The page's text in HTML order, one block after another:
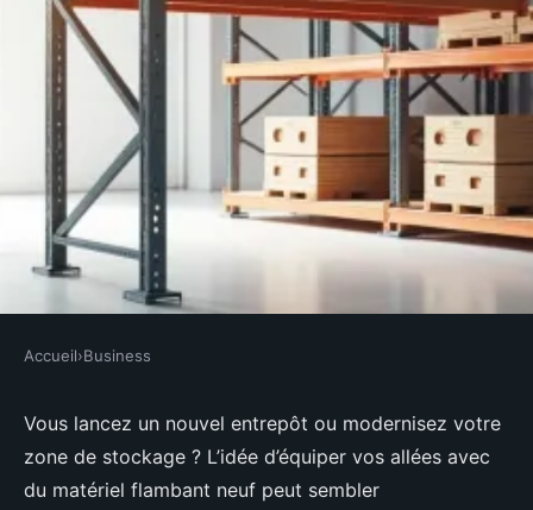
Rayonnage cantilever d'occasion
pour charges longues
Accueil›Business
Vous lancez un nouvel entrepôt ou modernisez votre
zone de stockage ? L’idée d’équiper vos allées avec
du matériel flambant neuf peut sembler